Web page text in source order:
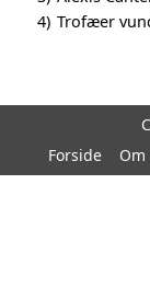
4) Trofæer
Forside